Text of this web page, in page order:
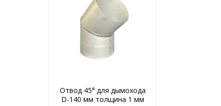
Отвод 45° для дымохода
D-140 мм толщина 1 мм